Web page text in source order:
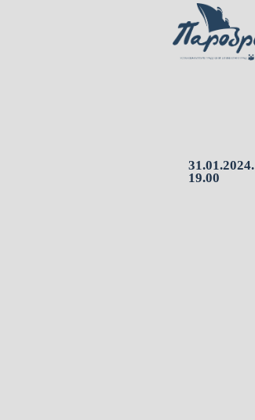
31.01.2024.
19.00